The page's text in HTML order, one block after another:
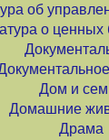
об
о ценных
Дом и
Домашние
Драма